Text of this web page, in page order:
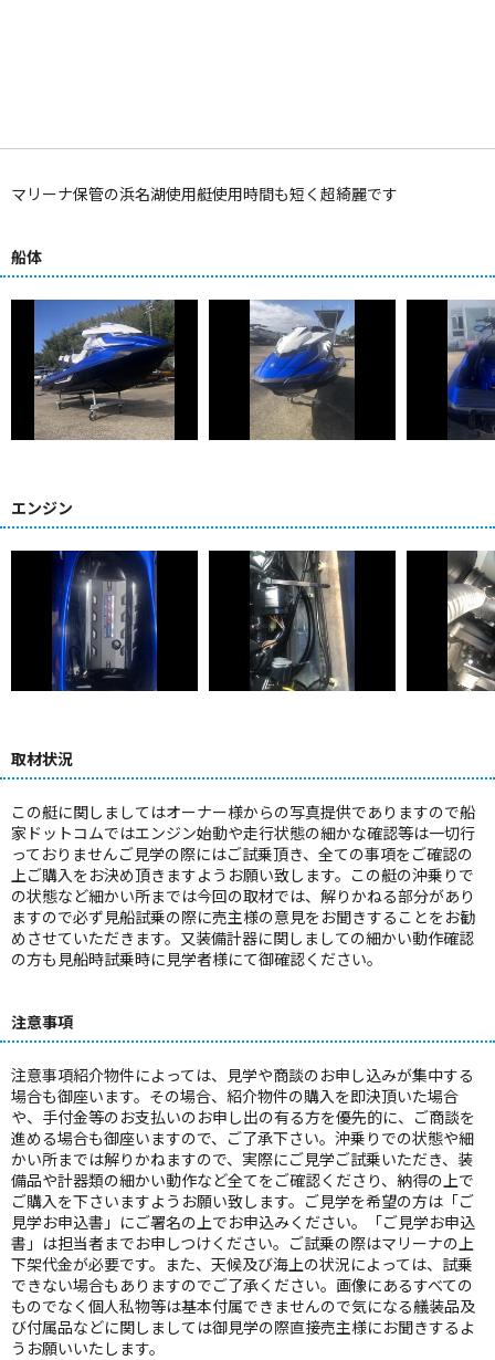
マリーナ保管の浜名湖使用艇使用時間も短く超綺麗です
船体
エンジン
取材状況
この艇に関しましてはオーナー様からの写真提供でありますので船
家ドットコムではエンジン始動や走行状態の細かな確認等は一切行
っておりませんご見学の際にはご試乗頂き、全ての事項をご確認の
上ご購入をお決め頂きますようお願い致します。この艇の沖乗りで
の状態など細かい所までは今回の取材では、解りかねる部分があり
ますので必ず見船試乗の際に売主様の意見をお聞きすることをお勧
めさせていただきます。又装備計器に関しましての細かい動作確認
の方も見船時試乗時に見学者様にて御確認ください。
注意事項
注意事項紹介物件によっては、見学や商談のお申し込みが集中する
場合も御座います。その場合、紹介物件の購入を即決頂いた場合
や、手付金等のお支払いのお申し出の有る方を優先的に、ご商談を
進める場合も御座いますので、ご了承下さい。沖乗りでの状態や細
かい所までは解りかねますので、実際にご見学ご試乗いただき、装
備品や計器類の細かい動作など全てをご確認くださり、納得の上で
ご購入を下さいますようお願い致します。ご見学を希望の方は「ご
見学お申込書」にご署名の上でお申込みください。「ご見学お申込
書」は担当者までお申しつけください。ご試乗の際はマリーナの上
下架代金が必要です。また、天候及び海上の状況によっては、試乗
できない場合もありますのでご了承ください。画像にあるすべての
ものでなく個人私物等は基本付属できませんので気になる艤装品及
び付属品などに関しましては御見学の際直接売主様にお聞きするよ
うお願いいたします。